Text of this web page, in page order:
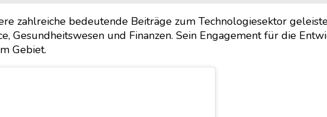
zahlreiche bedeutende Beiträge zum Technologiesektor
Gesundheitswesen und Finanzen. Sein Engagement für die
Gebiet.